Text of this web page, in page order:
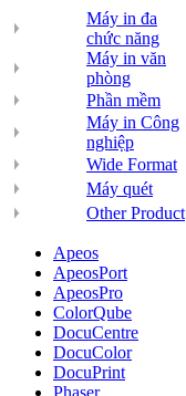
Máy in đa
chức năng
Máy in văn
phòng
Phần mềm
Máy in Công
nghiệp
Wide Format
Máy quét
Other Product
Apeos
ApeosPort
ApeosPro
ColorQube
DocuCentre
DocuColor
DocuPrint
Phaser